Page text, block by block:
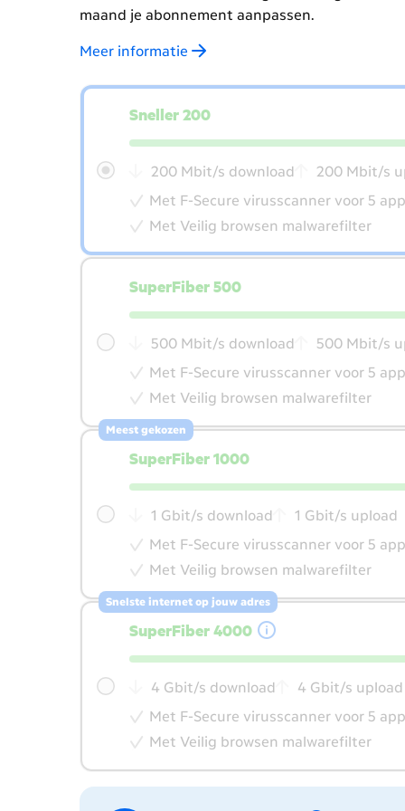
maand je abonnement aanpassen.
Meer informatie
kies
internet
snelheid
Sneller 200
200 Mbit/s download
Met F-Secure virusscanner voor 5
Met Veilig browsen malwarefilter
SuperFiber 500
500 Mbit/s download
Met F-Secure virusscanner voor 5
Met Veilig browsen malwarefilter
Meest gekozen
SuperFiber 1000
1 Gbit/s download
1 Gbit/s upload
Met F-Secure virusscanner voor 5
Met Veilig browsen malwarefilter
Snelste internet op jouw adres
SuperFiber 4000
4 Gbit/s download
4 Gbit/s upload
Met F-Secure virusscanner voor 5
Met Veilig browsen malwarefilter